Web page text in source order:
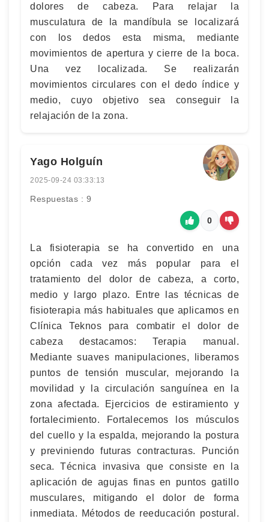
dolores de cabeza. Para relajar la
musculatura de la mandíbula se localizará
con los dedos esta misma, mediante
movimientos de apertura y cierre de la boca.
Una vez localizada. Se realizarán
movimientos circulares con el dedo índice y
medio, cuyo objetivo sea conseguir la
relajación de la zona.
Yago Holguín
2025-09-24 03:33:13
Respuestas : 9
0
La fisioterapia se ha convertido en una
opción cada vez más popular para el
tratamiento del dolor de cabeza, a corto,
medio y largo plazo. Entre las técnicas de
fisioterapia más habituales que aplicamos en
Clínica Teknos para combatir el dolor de
cabeza destacamos: Terapia manual.
Mediante suaves manipulaciones, liberamos
puntos de tensión muscular, mejorando la
movilidad y la circulación sanguínea en la
zona afectada. Ejercicios de estiramiento y
fortalecimiento. Fortalecemos los músculos
del cuello y la espalda, mejorando la postura
y previniendo futuras contracturas. Punción
seca. Técnica invasiva que consiste en la
aplicación de agujas finas en puntos gatillo
musculares, mitigando el dolor de forma
inmediata. Métodos de reeducación postural.